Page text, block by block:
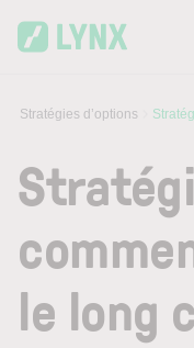
Stratégies d’options
le long